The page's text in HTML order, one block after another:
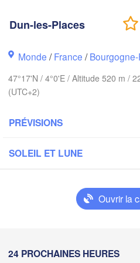
Dun-les-Places
Monde /France /
47°17'N / 4°0'E / Altitude 520 m /
(UTC+2)
PRÉVISIONS
SOLEIL ET LUNE
Ouvrir la
24 PROCHAINES HEURES
London
Norwich
Paris
Dun-les-